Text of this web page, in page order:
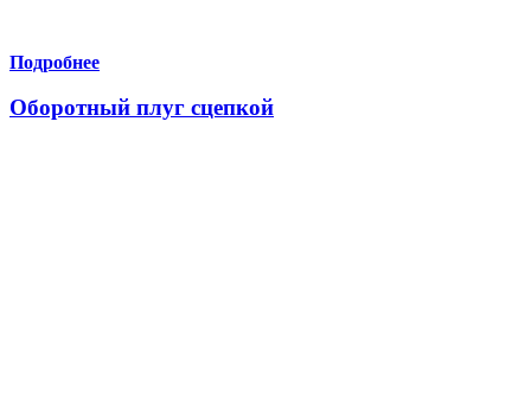
Подробнее
Оборотный плуг сцепкой